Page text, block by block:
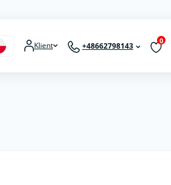
Klient +48662798143
0